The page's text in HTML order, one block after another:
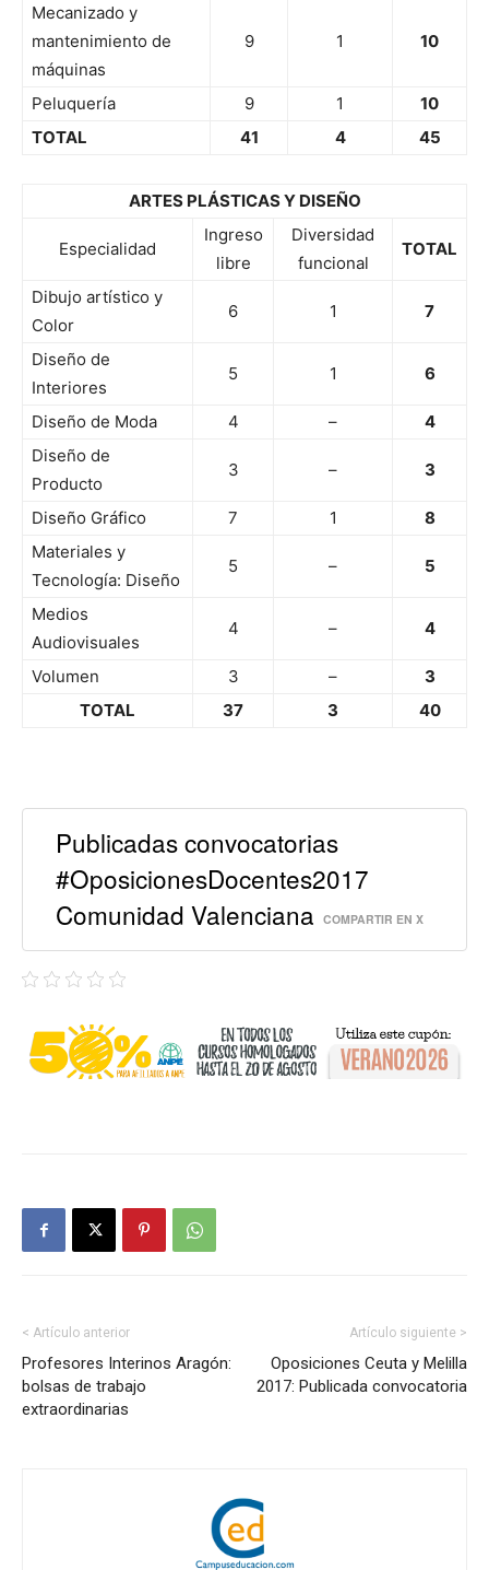
Mecanizado y
mantenimiento de
máquinas
9 1 10
Peluquería 9 1
10
TOTAL
41 4 45
ARTES PLÁSTICAS Y DISEÑO
Especialidad
Ingreso
libre
Diversidad
funcional
TOTAL
Dibujo artístico y
Color
6 1 7
Diseño de
Interiores
5 1 6
Diseño de Moda 4 –
4
Diseño de
Producto
3 – 3
Diseño Gráfico 7 1
8
Materiales y
Tecnología: Diseño
5 – 5
Medios
Audiovisuales
4 – 4
Volumen 3 –
3
TOTAL
37 3 40
Publicadas convocatorias
#OposicionesDocentes2017
Comunidad Valenciana COMPARTIR EN X
< Artículo anterior
Profesores Interinos Aragón:
bolsas de trabajo
extraordinarias
Artículo siguiente >
Oposiciones Ceuta y Melilla
2017: Publicada convocatoria